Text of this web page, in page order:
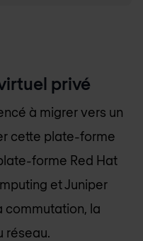
privé
à migrer vers un
cette plate-forme
forme Red Hat
et Juniper
commutation, la
réseau.